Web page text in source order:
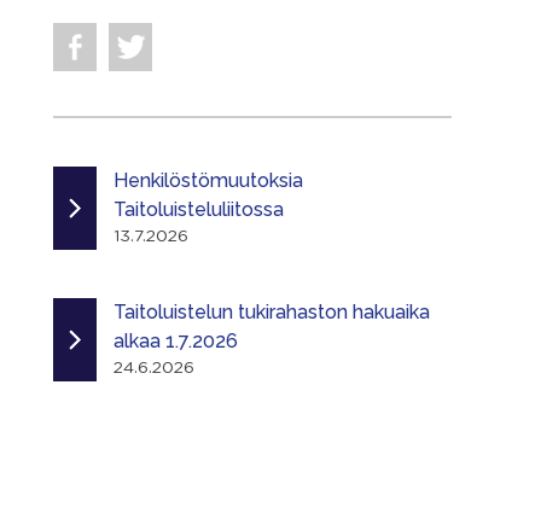
Henkilöstömuutoksia
Taitoluisteluliitossa
13.7.2026
Taitoluistelun tukirahaston hakuaika
alkaa 1.7.2026
24.6.2026